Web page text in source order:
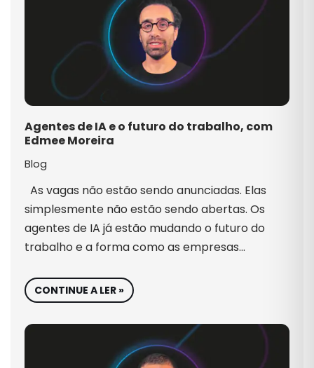
Agentes de IA e o futuro do trabalho, com
Edmee Moreira
Blog
As vagas não estão sendo anunciadas. Elas
simplesmente não estão sendo abertas. Os
agentes de IA já estão mudando o futuro do
trabalho e a forma como as empresas…
CONTINUE A LER »